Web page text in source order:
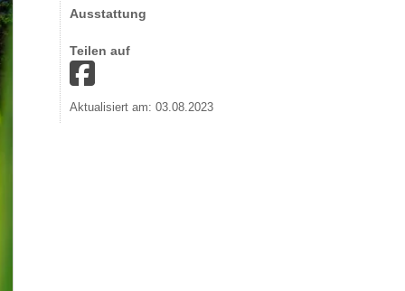
Ausstattung
Teilen auf
Aktualisiert am: 03.08.2023